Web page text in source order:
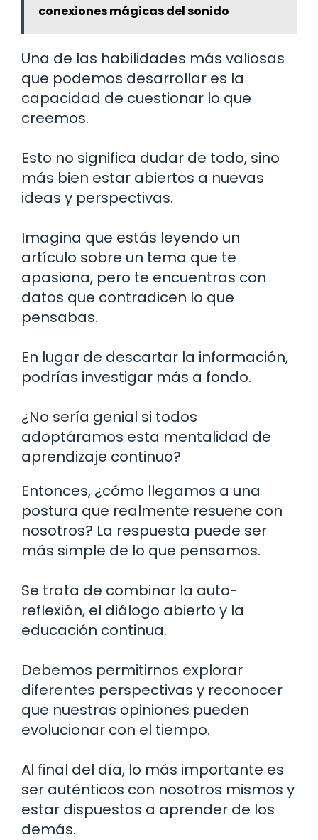
conexiones mágicas del sonido
Una de las habilidades más valiosas
que podemos desarrollar es la
capacidad de cuestionar lo que
creemos.
Esto no significa dudar de todo, sino
más bien estar abiertos a nuevas
ideas y perspectivas.
Imagina que estás leyendo un
artículo sobre un tema que te
apasiona, pero te encuentras con
datos que contradicen lo que
pensabas.
En lugar de descartar la información,
podrías investigar más a fondo.
¿No sería genial si todos
adoptáramos esta mentalidad de
aprendizaje continuo?
Entonces, ¿cómo llegamos a una
postura que realmente resuene con
nosotros? La respuesta puede ser
más simple de lo que pensamos.
Se trata de combinar la auto-
reflexión, el diálogo abierto y la
educación continua.
Debemos permitirnos explorar
diferentes perspectivas y reconocer
que nuestras opiniones pueden
evolucionar con el tiempo.
Al final del día, lo más importante es
ser auténticos con nosotros mismos y
estar dispuestos a aprender de los
demás.